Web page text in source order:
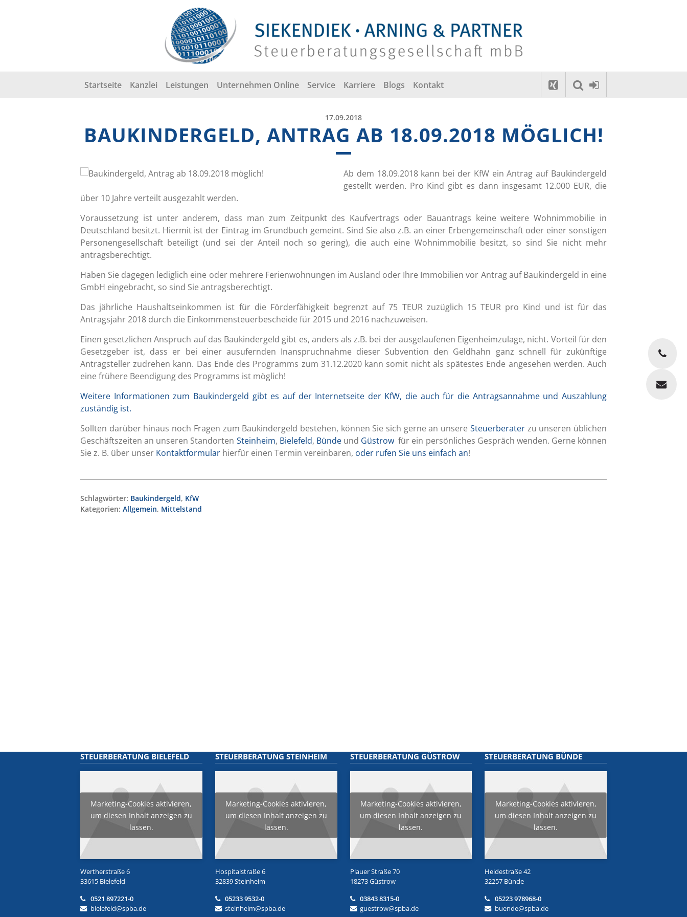
Startseite Kanzlei Leistungen Unternehmen Online Service Karriere Blogs Kontakt
17.09.2018
BAUKINDERGELD, ANTRAG AB 18.09.2018 MÖGLICH!
Ab dem 18.09.2018 kann bei der KfW ein Antrag auf Baukindergeld
gestellt werden. Pro Kind gibt es dann insgesamt 12.000 EUR, die
über 10 Jahre verteilt ausgezahlt werden.
Voraussetzung ist unter anderem, dass man zum Zeitpunkt des Kaufvertrags oder Bauantrags keine weitere Wohnimmobilie in
Deutschland besitzt. Hiermit ist der Eintrag im Grundbuch gemeint. Sind Sie also z.B. an einer Erbengemeinschaft oder einer sonstigen
Personengesellschaft beteiligt (und sei der Anteil noch so gering), die auch eine Wohnimmobilie besitzt, so sind Sie nicht mehr
antragsberechtigt.
Haben Sie dagegen lediglich eine oder mehrere Ferienwohnungen im Ausland oder Ihre Immobilien vor Antrag auf Baukindergeld in eine
GmbH eingebracht, so sind Sie antragsberechtigt.
Das jährliche Haushaltseinkommen ist für die Förderfähigkeit begrenzt auf 75 TEUR zuzüglich 15 TEUR pro Kind und ist für das
Antragsjahr 2018 durch die Einkommensteuerbescheide für 2015 und 2016 nachzuweisen.
Einen gesetzlichen Anspruch auf das Baukindergeld gibt es, anders als z.B. bei der ausgelaufenen Eigenheimzulage, nicht. Vorteil für den
Gesetzgeber ist, dass er bei einer ausufernden Inanspruchnahme dieser Subvention den Geldhahn ganz schnell für zukünftige
Antragsteller zudrehen kann. Das Ende des Programms zum 31.12.2020 kann somit nicht als spätestes Ende angesehen werden. Auch
eine frühere Beendigung des Programms ist möglich!
Weitere Informationen zum Baukindergeld gibt es auf der Internetseite der KfW, die auch für die Antragsannahme und Auszahlung
zuständig ist.
Sollten darüber hinaus noch Fragen zum Baukindergeld bestehen, können Sie sich gerne an unsere Steuerberaterzu unseren üblichen
Geschäftszeiten an unseren Standorten Steinheim, Bielefeld, Bündeund Güstrow für ein persönliches Gespräch wenden. Gerne können
Sie z. B. über unser Kontaktformular hierfür einen Termin vereinbaren, oder rufen Sie uns einfach an!
Schlagwörter: Baukindergeld, KfW
Kategorien: Allgemein, Mittelstand
STEUERBERATUNG BIELEFELD
Marketing-Cookies aktivieren,
um diesen Inhalt anzeigen zu
lassen.
Wertherstraße 6
33615 Bielefeld
0521 897221-0
bielefeld@spba.de
STEUERBERATUNG STEINHEIM
Marketing-Cookies aktivieren,
um diesen Inhalt anzeigen zu
lassen.
Hospitalstraße 6
32839 Steinheim
05233 9532-0
steinheim@spba.de
STEUERBERATUNG GÜSTROW
Marketing-Cookies aktivieren,
um diesen Inhalt anzeigen zu
lassen.
Plauer Straße 70
18273 Güstrow
03843 8315-0
guestrow@spba.de
STEUERBERATUNG BÜNDE
Marketing-Cookies aktivieren,
um diesen Inhalt anzeigen zu
lassen.
Heidestraße 42
32257 Bünde
05223 978968-0
buende@spba.de